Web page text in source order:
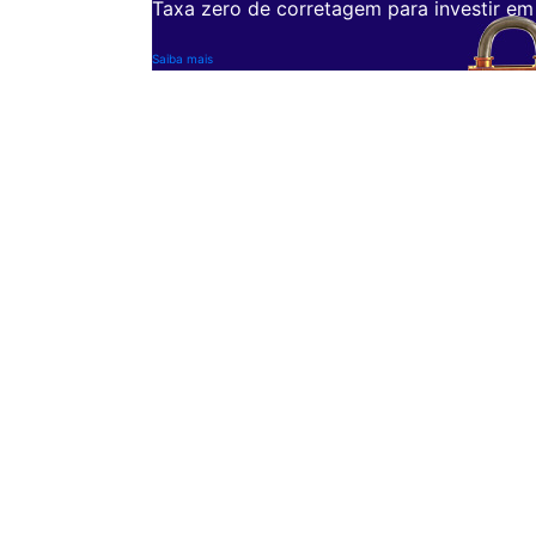
Taxa zero de corretagem para investir
Saiba mais